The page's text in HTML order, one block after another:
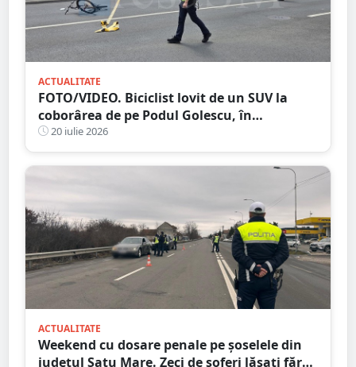
ACTUALITATE
FOTO/VIDEO. Biciclist lovit de un SUV la
coborârea de pe Podul Golescu, în
municipiul Satu Mare. Șoferul: ”Pur și
simplu nu l-am văzut”
20 iulie 2026
ACTUALITATE
Weekend cu dosare penale pe șoselele din
județul Satu Mare. Zeci de șoferi lăsați fără